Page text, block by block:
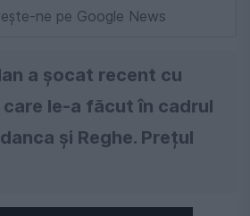
ne pe Google News
a șocat recent cu
le-a făcut în cadrul
și Reghe. Prețul